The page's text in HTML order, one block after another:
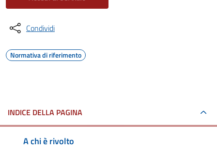
Condividi
Normativa di riferimento
INDICE DELLA PAGINA
A chi è rivolto